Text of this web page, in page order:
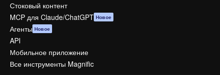
Стоковый контент
MCP для Claude/ChatGPT Новое
Агенты Новое
API
Мобильное приложение
Все инструменты Magnific